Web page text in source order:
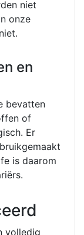
niet
onze
en
bevatten
of
Er
is daarom
volledig